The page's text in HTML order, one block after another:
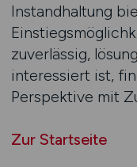
Instandhaltung
zuverlässig,
interessiert ist,
Perspektive mit
Zur Startseite